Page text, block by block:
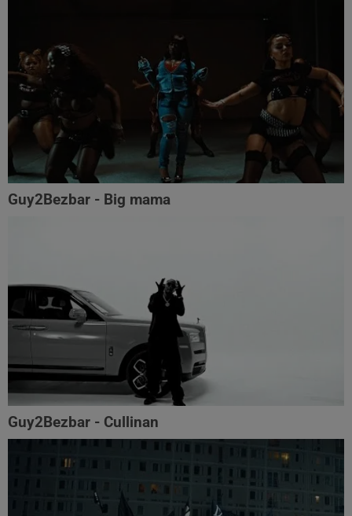
Guy2Bezbar - Big mama
Guy2Bezbar - Cullinan